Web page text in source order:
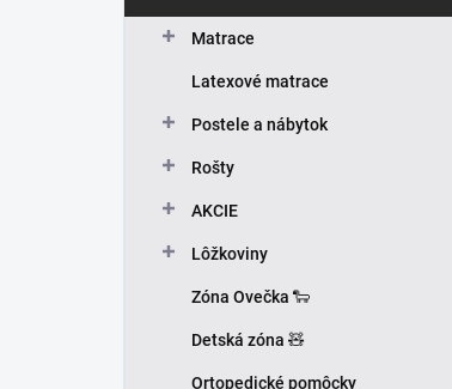
kategórie
Matrace
Latexové matrace
Postele a nábytok
Rošty
AKCIE
Lôžkoviny
Zóna Ovečka 🐑
Detská zóna 🧸
Ortopedické pomôcky